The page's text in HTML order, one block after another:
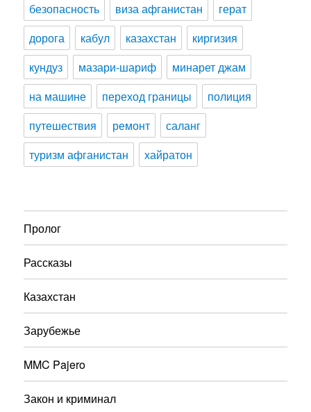
безопасность
виза афганистан
герат
дорога
кабул казахстан
киргизия
кундуз
мазари-шариф
минарет джам
на машине
переход границы
полиция
путешествия
ремонт
саланг
туризм афганистан
хайратон
Пролог
Рассказы
Казахстан
Зарубежье
MMC Pajero
Закон и криминал